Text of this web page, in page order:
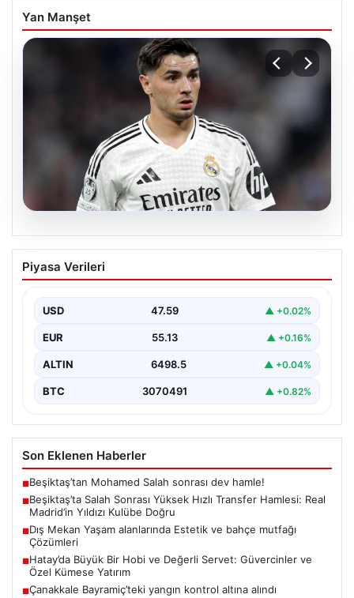
Yan Manşet
04.08.2026
Beşiktaş’ta Salah Sonrası Yüksek Hızlı
Transfer Hamlesi: Real Madrid’in Yıldızı
Yeni sezon öncesinde güçlü bir kadro kurma
transferinden olumsuz…
Piyasa Verileri
USD 47.59 ▲ +0.02%
EUR 55.13 ▲ +0.16%
ALTIN 6498.5 ▲ +0.04%
BTC 3070491 ▲ +0.82%
Son Eklenen Haberler
■Beşiktaş’tan Mohamed Salah sonrası dev hamle!
■Beşiktaş’ta Salah Sonrası Yüksek Hızlı Transfer Hamlesi: Real
Madrid’in Yıldızı Kulübe Doğru
■Dış Mekan Yaşam alanlarında Estetik ve bahçe mutfağı
Çözümleri
■Hatay’da Büyük Bir Hobi ve Değerli Servet: Güvercinler ve
Özel Kümese Yatırım
■Çanakkale Bayramiç’teki yangın kontrol altına alındı